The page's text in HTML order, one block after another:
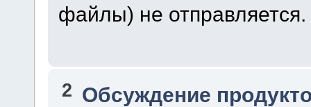
файлы) не отправляется.
2 Обсуждение